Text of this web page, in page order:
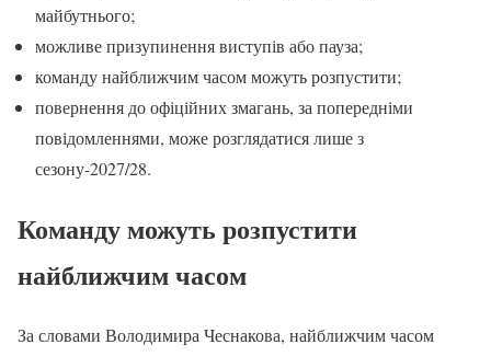
майбутнього;
можливе призупинення виступів або пауза;
команду найближчим часом можуть розпустити;
повернення до офіційних змагань, за попередніми
повідомленнями, може розглядатися лише з
сезону-2027/28.
Команду можуть розпустити
найближчим часом
За словами Володимира Чеснакова, найближчим часом